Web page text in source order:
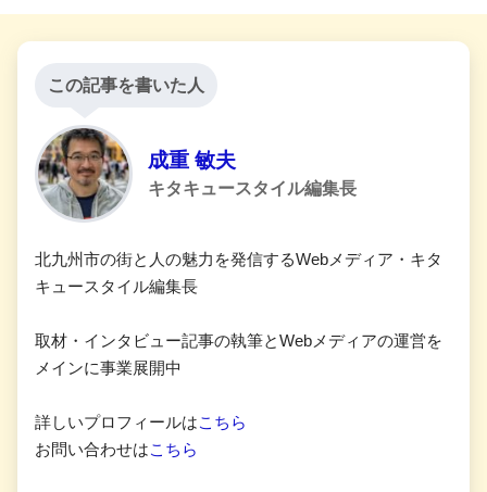
この記事を書いた人
成重 敏夫
キタキュースタイル編集長
北九州市の街と人の魅力を発信するWebメディア・キタ
キュースタイル編集長
取材・インタビュー記事の執筆とWebメディアの運営を
メインに事業展開中
詳しいプロフィールはこちら
お問い合わせはこちら